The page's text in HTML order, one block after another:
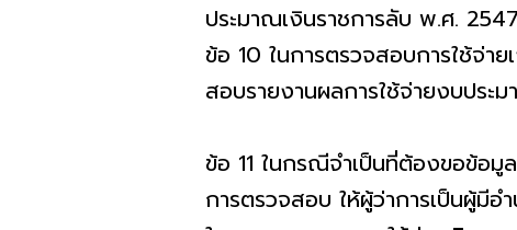
ประมาณเงินราชการลับ พ.ศ.
ข้อ 10 ในการตรวจสอบการใช้จ่า
สอบรายงานผลการใช้จ่ายงบประ
ข้อ 11 ในกรณีจําเป็นที่ต้องขอข้อมู
การตรวจสอบ ให้ผู้ว่าการเป็นผู้มีอํ